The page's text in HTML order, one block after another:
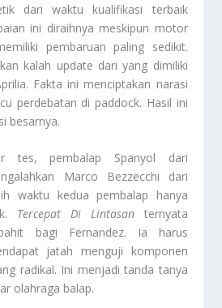
dari waktu kualifikasi terbaik
ini diraihnya meskipun motor
pembaruan paling sedikit.
kalah update dari yang dimiliki
Fakta ini menciptakan narasi
perdebatan di paddock. Hasil ini
besarnya.
tes, pembalap Spanyol dari
Marco Bezzecchi dari
waktu kedua pembalap hanya
Tercepat Di Lintasanternyata
bagi Fernandez. Ia harus
jatah menguji komponen
radikal. Ini menjadi tanda tanya
olahraga balap.